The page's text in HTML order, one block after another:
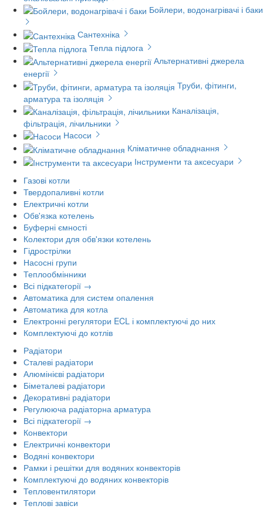
Бойлери, водонагрівачі і баки
Сантехніка
Тепла підлога
Альтернативні джерела
енергії
Труби, фітинги,
арматура та ізоляція
Каналізація,
фільтрація, лічильники
Насоси
Кліматичне обладнання
Інструменти та аксесуари
Газові котли
Твердопаливні котли
Електричні котли
Обв'язка котелень
Буферні ємності
Колектори для обв'язки котелень
Гідрострілки
Насосні групи
Теплообмінники
Всі підкатегорії →
Автоматика для систем опалення
Автоматика для котла
Електронні регулятори ECL і комплектуючі до них
Комплектуючі до котлів
Радіатори
Сталеві радіатори
Алюмінієві радіатори
Біметалеві радіатори
Декоративні радіатори
Регулююча радіаторна арматура
Всі підкатегорії →
Конвектори
Електричні конвектори
Водяні конвектори
Рамки і решітки для водяних конвекторів
Комплектуючі до водяних конвекторів
Тепловентилятори
Теплові завіси